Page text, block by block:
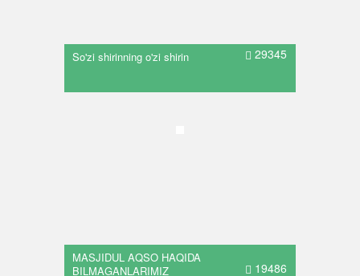
So'zi shirinning o'zi shirin 29345
MASJIDUL AQSO HAQIDA
BILMAGANLARIMIZ
19486